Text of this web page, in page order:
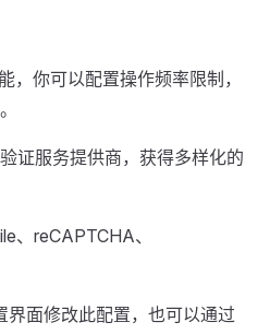
，你可以配置操作频率限制，
证服务提供商，获得多样化的
、reCAPTCHA、
界面修改此配置，也可以通过